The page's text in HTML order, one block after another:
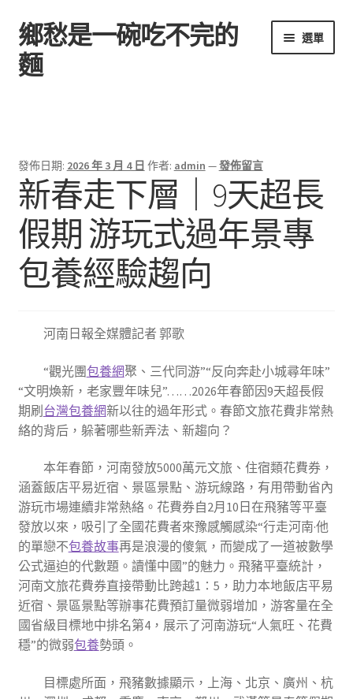
跳
至
導
跳
至
主
鄉愁是一碗吃不完的
麵
選單
發佈日期: 2026 年 3 月 4 日 作者: admin —發佈留言
新春走下層｜9天超長
假期 游玩式過年景專
包養經驗趨向
河南日報全媒體記者 郭歌
“觀光團包養網聚、三代同游”“反向奔赴小城尋年味”
“文明煥新，老家豐年味兒”……2026年春節因9天超長假
期刷台灣包養網新以往的過年形式。春節文旅花費非常熱
絡的背后，躲著哪些新弄法、新趨向？
本年春節，河南發放5000萬元文旅、住宿類花費券，
涵蓋飯店平易近宿、景區景點、游玩線路，有用帶動省內
游玩市場連續非常熱絡。花費券自2月10日在飛豬等平臺
發放以來，吸引了全國花費者來豫感觸感染“行走河南·他
的單戀不包養故事再是浪漫的傻氣，而變成了一道被數學
公式逼迫的代數題。讀懂中國”的魅力。飛豬平臺統計，
河南文旅花費券直接帶動比跨越1∶5，助力本地飯店平易
近宿、景區景點等辦事花費預訂量微弱增加，游客量在全
國省級目標地中排名第4，展示了河南游玩“人氣旺、花費
穩”的微弱包養勢頭。
目標處所面，飛豬數據顯示，上海、北京、廣州、杭